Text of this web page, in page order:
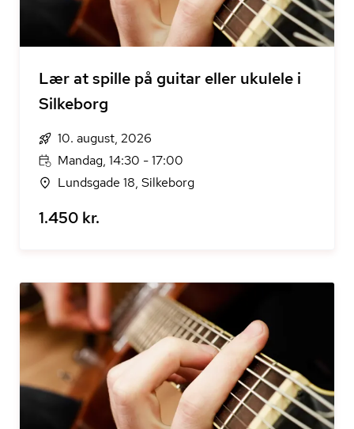
Lær at spille på guitar eller ukulele i
Silkeborg
10. august, 2026
Mandag, 14:30 - 17:00
Lundsgade 18, Silkeborg
1.450 kr.